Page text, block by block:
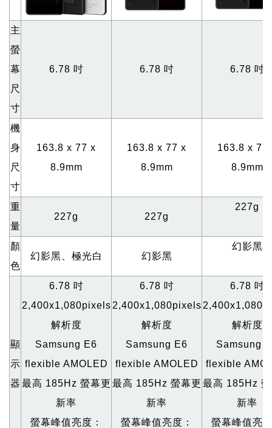
主
螢
幕
尺
寸
6.78 吋 6.78 吋 6.78 吋
機
身
尺
寸
163.8 x 77 x
8.9mm
163.8 x 77 x
8.9mm
163.8 x 77
8.9mm
重
量
227g 227g
227g
顏
色
幻影黑、極光白 幻影黑
幻影黑
顯
示
器
6.78 吋
2,400x1,080pixels
解析度
Samsung E6
flexible AMOLED
最高 185Hz 螢幕更
新率
螢幕峰值亮度：
6.78 吋
2,400x1,080pixels
解析度
Samsung E6
flexible AMOLED
最高 185Hz 螢幕更
新率
螢幕峰值亮度：
6.78 吋
解析度
Samsung
flexible
最高 185Hz
新率
螢幕峰值亮